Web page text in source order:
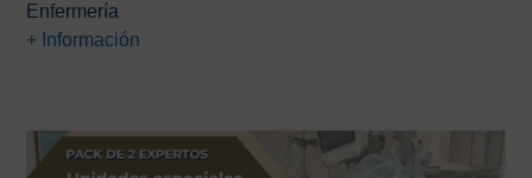
Enfermería
+ Información